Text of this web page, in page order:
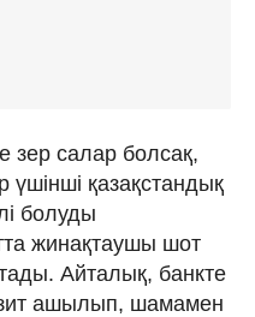
зер салар болсақ,
үшінші қазақстандық
болуды
жинақтаушы шот
Айталық, банкте
ашылып, шамамен